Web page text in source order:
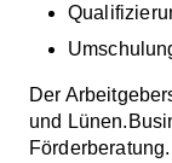
Der
und
Förderberatung.